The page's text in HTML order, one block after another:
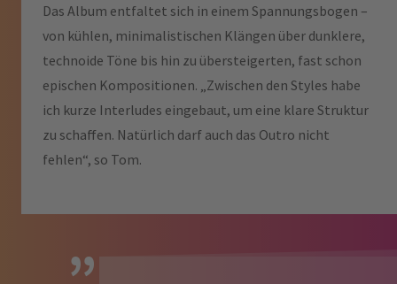
Das Album entfaltet sich in einem Spannungsbogen –
von kühlen, minimalistischen Klängen über dunklere,
technoide Töne bis hin zu übersteigerten, fast schon
epischen Kompositionen. „Zwischen den Styles habe
ich kurze Interludes eingebaut, um eine klare Struktur
zu schaffen. Natürlich darf auch das Outro nicht
fehlen“, so Tom.